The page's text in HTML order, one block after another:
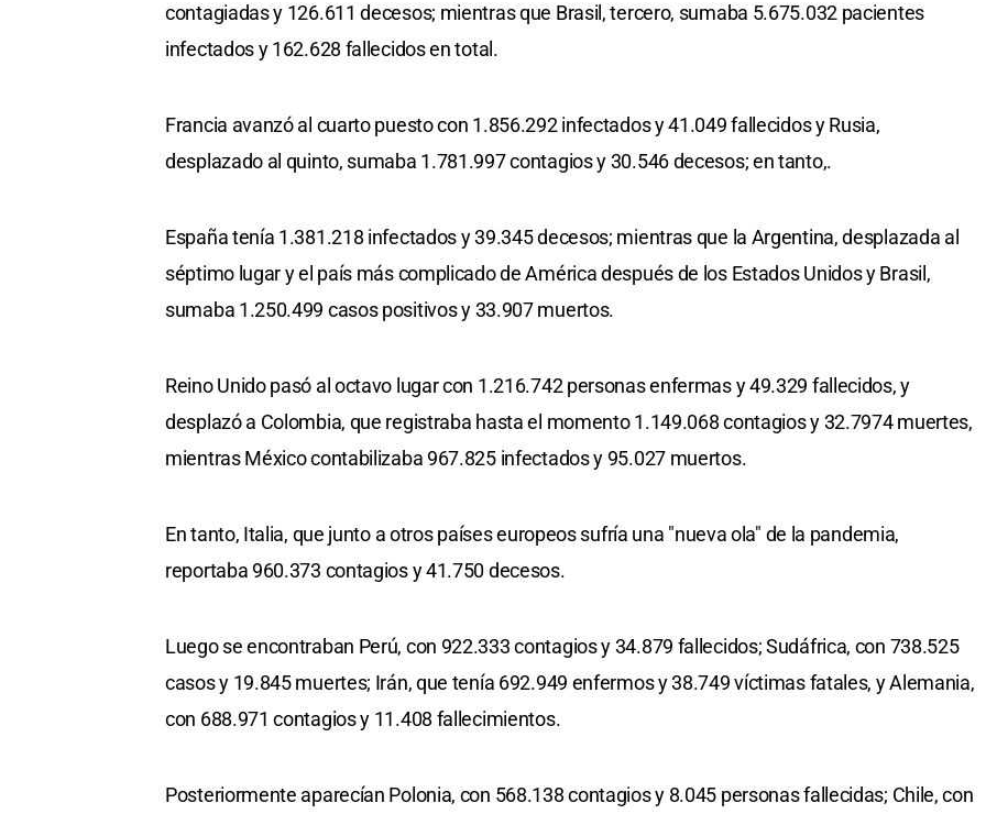
contagiadas y 126.611 decesos; mientras que Brasil, tercero, sumaba 5.675.032 pacientes
infectados y 162.628 fallecidos en total.
Francia avanzó al cuarto puesto con 1.856.292 infectados y 41.049 fallecidos y Rusia,
desplazado al quinto, sumaba 1.781.997 contagios y 30.546 decesos; en tanto,.
España tenía 1.381.218 infectados y 39.345 decesos; mientras que la Argentina, desplazada al
séptimo lugar y el país más complicado de América después de los Estados Unidos y Brasil,
sumaba 1.250.499 casos positivos y 33.907 muertos.
Reino Unido pasó al octavo lugar con 1.216.742 personas enfermas y 49.329 fallecidos, y
desplazó a Colombia, que registraba hasta el momento 1.149.068 contagios y 32.7974 muertes,
mientras México contabilizaba 967.825 infectados y 95.027 muertos.
En tanto, Italia, que junto a otros países europeos sufría una "nueva ola" de la pandemia,
reportaba 960.373 contagios y 41.750 decesos.
Luego se encontraban Perú, con 922.333 contagios y 34.879 fallecidos; Sudáfrica, con 738.525
casos y 19.845 muertes; Irán, que tenía 692.949 enfermos y 38.749 víctimas fatales, y Alemania,
con 688.971 contagios y 11.408 fallecimientos.
Posteriormente aparecían Polonia, con 568.138 contagios y 8.045 personas fallecidas; Chile, con